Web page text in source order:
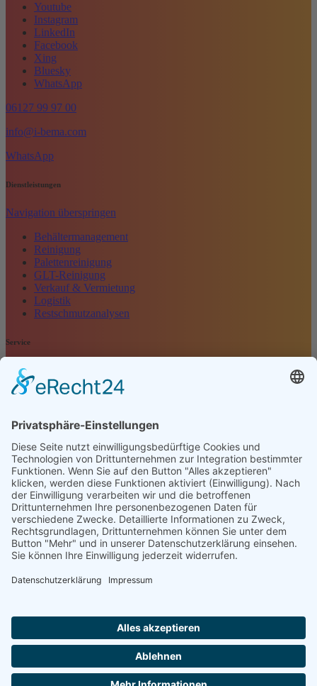
Youtube
Instagram
LinkedIn
Facebook
Xing
Bluesky
WhatsApp
06127 99 97 00
info@i-bema.com
WhatsApp
Dienstleistungen
Navigation überspringen
Behältermanagement
Reinigung
Palettenreinigung
GLT-Reinigung
Verkauf & Vermietung
Logistik
Restschmutzanalysen
Service
Navigation überspringen
Kontakt
Anfrage
Impressum
Datenschutz
AGB
Öffnungszeiten
Montag - Freitag
07:00 Uhr - 16:00 Uhr
Selbstverständlich sind wir ISO 9001 : 2015 zertifiziert und
betreiben aktives Qualitätsmanagement!